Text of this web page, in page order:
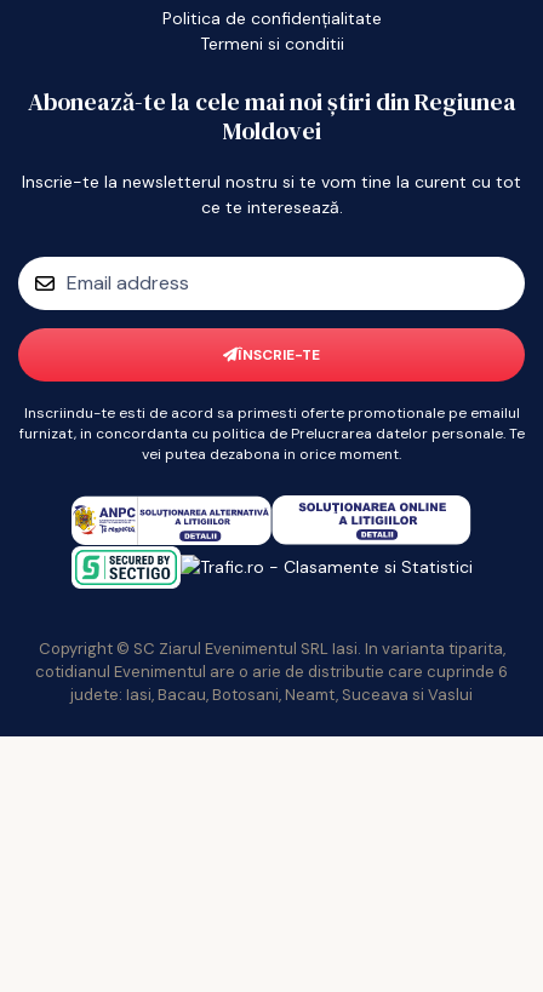
Politica de confidențialitate
Termeni si conditii
Abonează-te la cele mai noi știri din Regiunea
Moldovei
Inscrie-te la newsletterul nostru si te vom tine la curent cu tot
ce te interesează.
ÎNSCRIE-TE
Inscriindu-te esti de acord sa primesti oferte promotionale pe emailul
furnizat, in concordanta cu politica de Prelucrarea datelor personale. Te
vei putea dezabona in orice moment.
Copyright © SC Ziarul Evenimentul SRL Iasi. In varianta tiparita,
cotidianul Evenimentul are o arie de distributie care cuprinde 6
judete: Iasi, Bacau, Botosani, Neamt, Suceava si Vaslui